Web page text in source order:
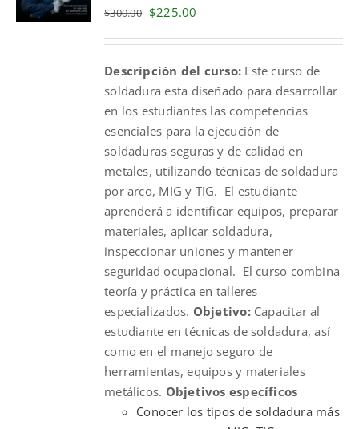
$300.00 Original
$300.00.
$225.00
$225.00.
Descripción del curso: Este curso de
soldadura esta diseñado para desarrollar
en los estudiantes las competencias
esenciales para la ejecución de
soldaduras seguras y de calidad en
metales, utilizando técnicas de soldadura
por arco, MIG y TIG. El estudiante
aprenderá a identificar equipos, preparar
materiales, aplicar soldadura,
inspeccionar uniones y mantener
seguridad ocupacional. El curso combina
teoría y práctica en talleres
especializados. Objetivo:Capacitar al
estudiante en técnicas de soldadura, así
como en el manejo seguro de
herramientas, equipos y materiales
metálicos. Objetivos específicos
Conocer los tipos de soldadura más